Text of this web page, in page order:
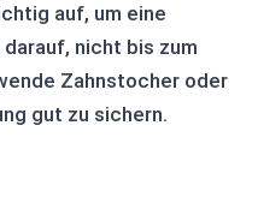
auf, um eine
nicht bis zum
Zahnstocher oder
gut zu sichern.